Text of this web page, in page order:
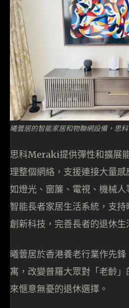
曦蕓居的智能家居和物聯網設備，思
思科Meraki提供彈性和擴展
理整個網絡，支援連接大量感
如燈光、窗簾、電視、機械
智能長者家居生活系統，支
創新科技，完善長者的退休生
曦蕓居於香港養老行業作先
寓，改變普羅大眾對「老齡
來愜意無憂的退休選擇。